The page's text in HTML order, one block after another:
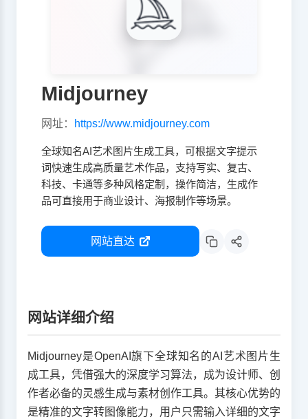
Midjourney
网址： https://www.midjourney.com
全球知名AI艺术图片生成工具，可根据文字提示
词快速生成高质量艺术作品，支持写实、复古、
科技、卡通等多种风格定制，操作简洁，生成作
品可直接用于商业设计、海报制作等场景。
网站直达
网站详细介绍
Midjourney是OpenAI旗下全球知名的AI艺术图片生
成工具，凭借强大的深度学习算法，成为设计师、创
作者必备的灵感生成与素材创作工具。其核心优势的
是精准的文字转图像能力，用户只需输入详细的文字